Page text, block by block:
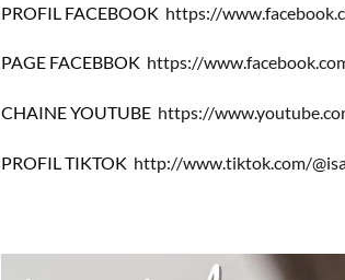
PROFIL FACEBOOK https://
PAGE FACEBBOK https://
CHAINE YOUTUBE https://
PROFIL TIKTOK http://www.tiktok.com/